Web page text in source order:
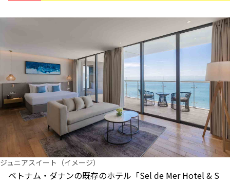
ジュニアスイート（イメージ）
ベトナム・ダナンの既存のホテル「Sel de Mer Hotel & S